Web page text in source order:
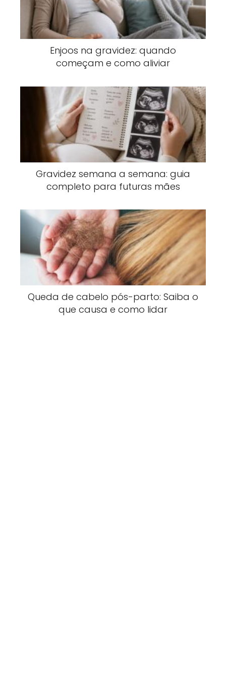
Enjoos na gravidez: quando
começam e como aliviar
Gravidez semana a semana: guia
completo para futuras mães
Queda de cabelo pós-parto: Saiba o
que causa e como lidar